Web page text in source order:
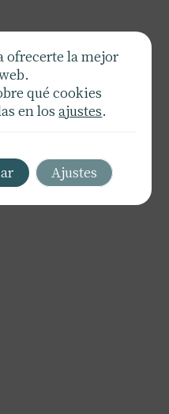
ofrecerte la mejor
qué cookies
en losajustes.
Ajustes